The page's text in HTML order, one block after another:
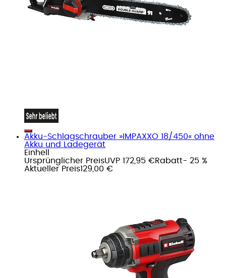
Akku-Schlagschrauber »IMPAXXO 18/450« ohne
Akku und Ladegerät
Einhell
Ursprünglicher PreisUVP 172,95 €Rabatt- 25 %
Aktueller Preis129,00 €